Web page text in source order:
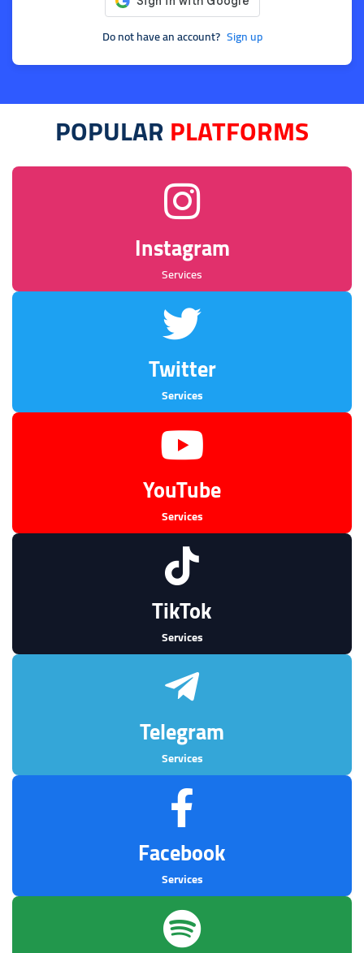
Do not have an account? Sign up
POPULARPLATFORMS
Instagram
Services
Twitter
Services
YouTube
Services
TikTok
Services
Telegram
Services
Facebook
Services